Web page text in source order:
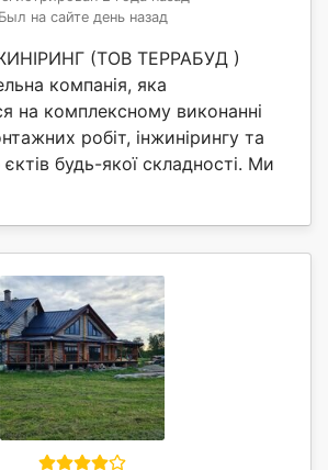
Был на сайте день назад
(ТОВ ТЕРРАБУД )
компанія, яка
на комплексному виконанні
робіт, інжинірингу та
будь-якої складності. Ми